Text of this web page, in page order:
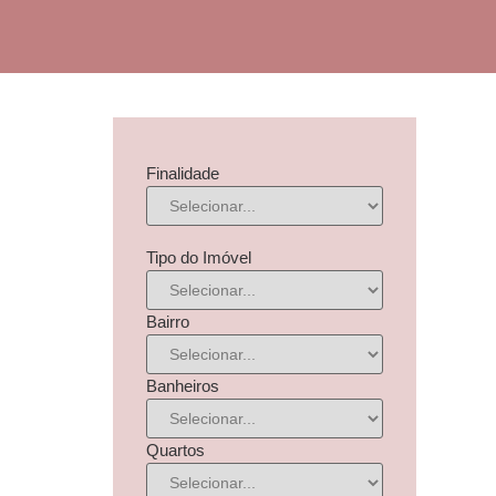
Finalidade
Tipo do Imóvel
Bairro
Banheiros
Quartos